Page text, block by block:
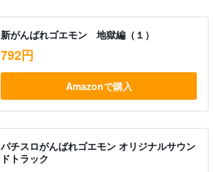
新がんばれゴエモン 地獄編（１）
792円
Amazonで購入
パチスロがんばれゴエモン オリジナルサウン
ドトラック